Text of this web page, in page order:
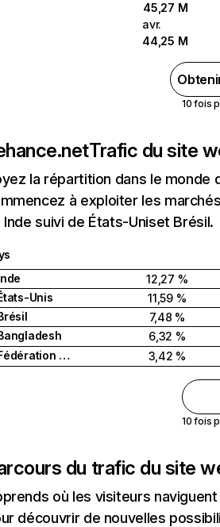
45,27 M
avr.
44,25 M
10 fois
Trafic du site
la répartition dans le
à exploiter les
Inde suivi de États-Uniset Brésil.
12,27 %
Unis
11,59 %
7,48 %
6,32 %
Fédération de Russie
3,42 %
10 fois
du trafic du site
où les visiteurs
découvrir de nouvelles